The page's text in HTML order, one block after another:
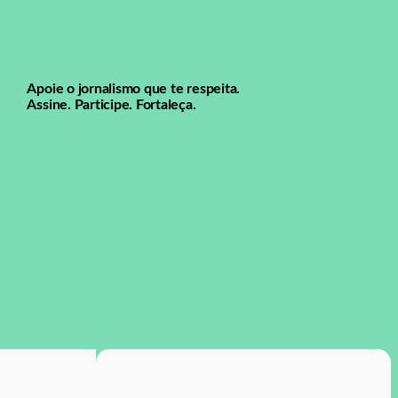
Apoie o jornalismo que te respeita.
Assine. Participe. Fortaleça.